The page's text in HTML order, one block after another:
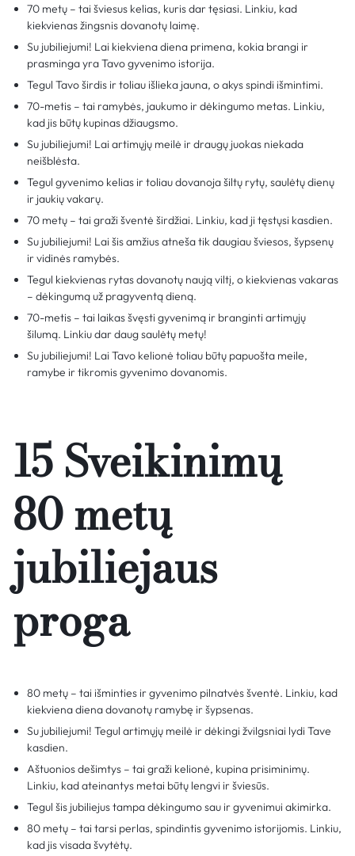
70 metų – tai šviesus kelias, kuris dar tęsiasi. Linkiu, kad
kiekvienas žingsnis dovanotų laimę.
Su jubiliejumi! Lai kiekviena diena primena, kokia brangi ir
prasminga yra Tavo gyvenimo istorija.
Tegul Tavo širdis ir toliau išlieka jauna, o akys spindi išmintimi.
70-metis – tai ramybės, jaukumo ir dėkingumo metas. Linkiu,
kad jis būtų kupinas džiaugsmo.
Su jubiliejumi! Lai artimųjų meilė ir draugų juokas niekada
neišblėsta.
Tegul gyvenimo kelias ir toliau dovanoja šiltų rytų, saulėtų dienų
ir jaukių vakarų.
70 metų – tai graži šventė širdžiai. Linkiu, kad ji tęstųsi kasdien.
Su jubiliejumi! Lai šis amžius atneša tik daugiau šviesos, šypsenų
ir vidinės ramybės.
Tegul kiekvienas rytas dovanotų naują viltį, o kiekvienas vakaras
– dėkingumą už pragyventą dieną.
70-metis – tai laikas švęsti gyvenimą ir branginti artimųjų
šilumą. Linkiu dar daug saulėtų metų!
Su jubiliejumi! Lai Tavo kelionė toliau būtų papuošta meile,
ramybe ir tikromis gyvenimo dovanomis.
15 Sveikinimų
80 metų
jubiliejaus
proga
80 metų – tai išminties ir gyvenimo pilnatvės šventė. Linkiu, kad
kiekviena diena dovanotų ramybę ir šypsenas.
Su jubiliejumi! Tegul artimųjų meilė ir dėkingi žvilgsniai lydi Tave
kasdien.
Aštuonios dešimtys – tai graži kelionė, kupina prisiminimų.
Linkiu, kad ateinantys metai būtų lengvi ir šviesūs.
Tegul šis jubiliejus tampa dėkingumo sau ir gyvenimui akimirka.
80 metų – tai tarsi perlas, spindintis gyvenimo istorijomis. Linkiu,
kad jis visada švytėtų.